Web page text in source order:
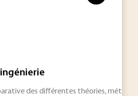
des différentes théories,